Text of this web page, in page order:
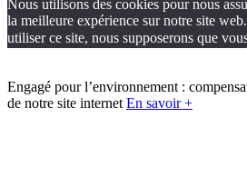
Nous utilisons des cookies pour nous
la meilleure expérience sur notre site
utiliser ce site, nous supposerons que
Engagé pour l’environnement :
de notre site internet En savoir +